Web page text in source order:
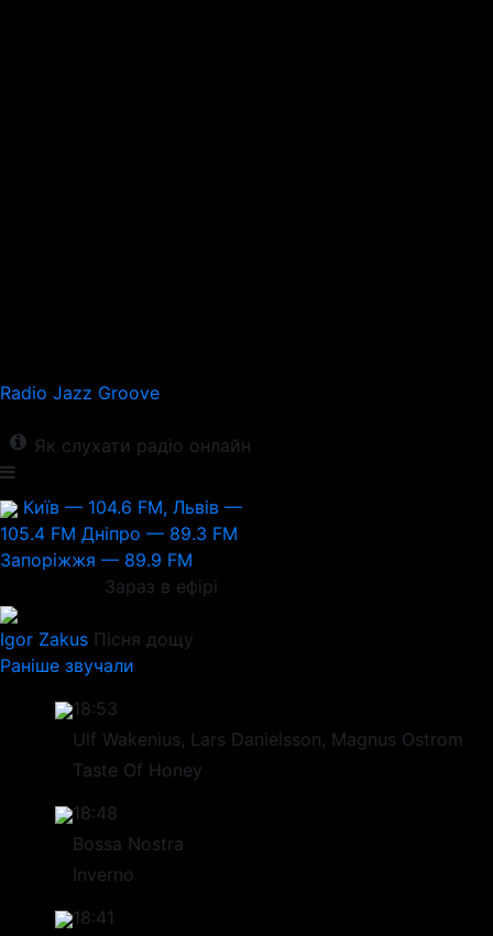
Radio Jazz Groove
Як слухати радіо онлайн
Київ — 104.6 FM, Львів —
105.4 FM Дніпро — 89.3 FM
Запоріжжя — 89.9 FM
Зараз в ефірі
Igor Zakus Пісня дощу
Раніше звучали
18:53
Ulf Wakenius, Lars Danielsson, Magnus Ostrom
Taste Of Honey
18:48
Bossa Nostra
Inverno
18:41